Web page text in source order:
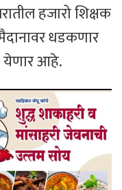
हजारो शिक्षक
धडकणार
येणार आहे.